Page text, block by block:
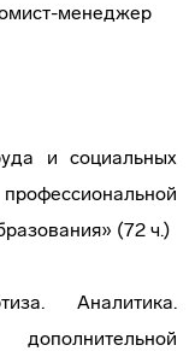
менеджер
и социальных
(72 ч.)
Аналитика.